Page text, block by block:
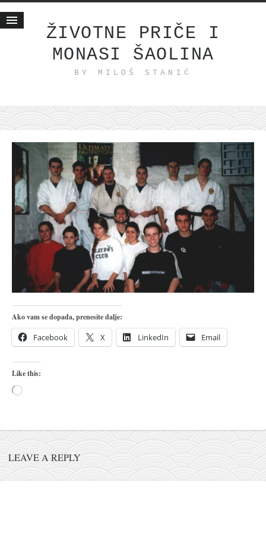
ŽIVOTNE PRIČE I
MONASI ŠAOLINA
BY MILOŠ STANIĆ
Životne priče
internet poslovanje
ishranom do zdravlja
moj haiku
momenti i mesta
bonus sadržaj
Svetlopis
zakonopravilo
duhovni otac
pravoslavlje
zabranjena istorija
ćirilica
porodične priče
umesto tvitera
kalendar srpski
moje beleške
istorija karatea
Ako vam se dopada, prenesite dalje:
Facebook X LinkedIn Email
Like this:
Loading…
LEAVE A REPLY